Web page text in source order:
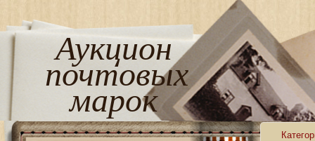
Аукцион
почтовых
марок